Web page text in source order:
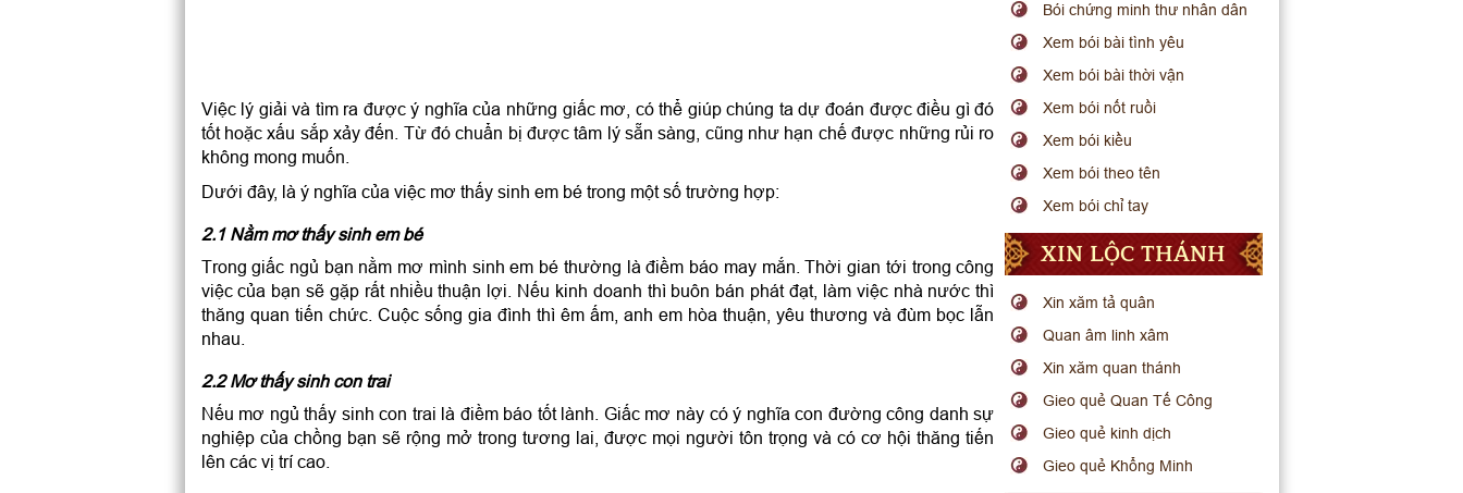
Việc lý giải và tìm ra được ý nghĩa của những giấc mơ, có thể giúp chúng ta dự đoán được điều gì đó
tốt hoặc xấu sắp xảy đến. Từ đó chuẩn bị được tâm lý sẵn sàng, cũng như hạn chế được những rủi ro
không mong muốn.
Dưới đây, là ý nghĩa của việc mơ thấy sinh em bé trong một số trường hợp:
2.1 Nằm mơ thấy sinh em bé
Trong giấc ngủ bạn nằm mơ mình sinh em bé thường là điềm báo may mắn. Thời gian tới trong công
việc của bạn sẽ gặp rất nhiều thuận lợi. Nếu kinh doanh thì buôn bán phát đạt, làm việc nhà nước thì
thăng quan tiến chức. Cuộc sống gia đình thì êm ấm, anh em hòa thuận, yêu thương và đùm bọc lẫn
nhau.
2.2 Mơ thấy sinh con trai
Nếu mơ ngủ thấy sinh con trai là điềm báo tốt lành. Giấc mơ này có ý nghĩa con đường công danh sự
nghiệp của chồng bạn sẽ rộng mở trong tương lai, được mọi người tôn trọng và có cơ hội thăng tiến
lên các vị trí cao.
Bói chứng minh thư nhân dân
Xem bói bài tình yêu
Xem bói bài thời vận
Xem bói nốt ruồi
Xem bói kiều
Xem bói theo tên
Xem bói chỉ tay
XIN LỘC THÁNH
Xin xăm tả quân
Quan âm linh xâm
Xin xăm quan thánh
Gieo quẻ Quan Tế Công
Gieo quẻ kinh dịch
Gieo quẻ Khổng Minh